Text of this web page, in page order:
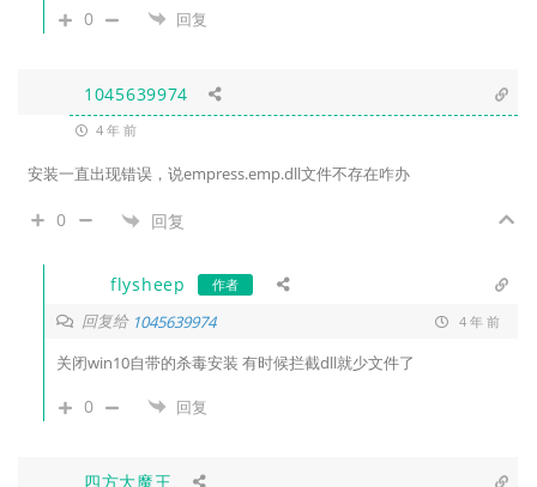
0 回复
1045639974
4 年 前
安装一直出现错误，说empress.emp.dll文件不存在咋办
0 回复
flysheep 作者
回复给 1045639974 4 年 前
关闭win10自带的杀毒安装 有时候拦截dll就少文件了
0 回复
四方大魔王